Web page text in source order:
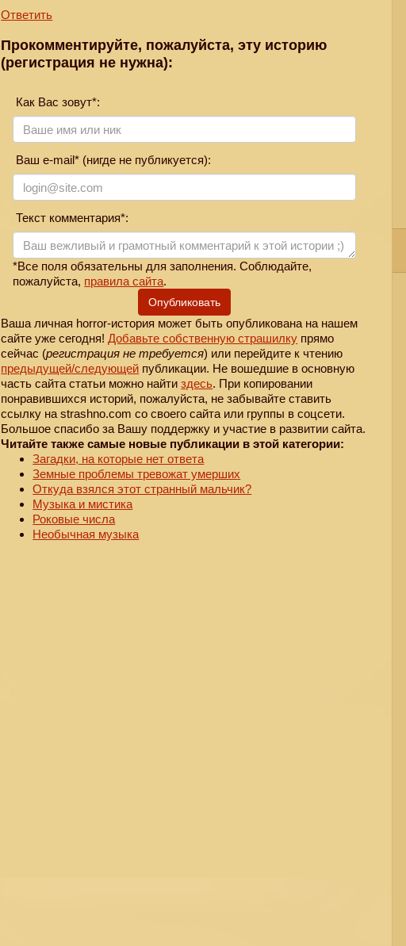
Ответить
Прокомментируйте, пожалуйста, эту историю
(регистрация не нужна):
Как Вас зовут*:
Ваш e-mail* (нигде не публикуется):
Текст комментария*:
*Все поля обязательны для заполнения. Соблюдайте,
пожалуйста, правила сайта.
Опубликовать
Ваша личная horror-история может быть опубликована на нашем
сайте уже сегодня!Добавьте собственную страшилку прямо
сейчас (регистрация не требуется) или перейдите к чтению
предыдущей/следующей публикации. Не вошедшие в основную
часть сайта статьи можно найтиздесь. При копировании
понравившихся историй, пожалуйста, не забывайте ставить
ссылку на strashno.com со своего сайта или группы в соцсети.
Большое спасибо за Вашу поддержку и участие в развитии сайта.
Читайте также самые новые публикации в этой категории:
Загадки, на которые нет ответа
Земные проблемы тревожат умерших
Откуда взялся этот странный мальчик?
Музыка и мистика
Роковые числа
Необычная музыка